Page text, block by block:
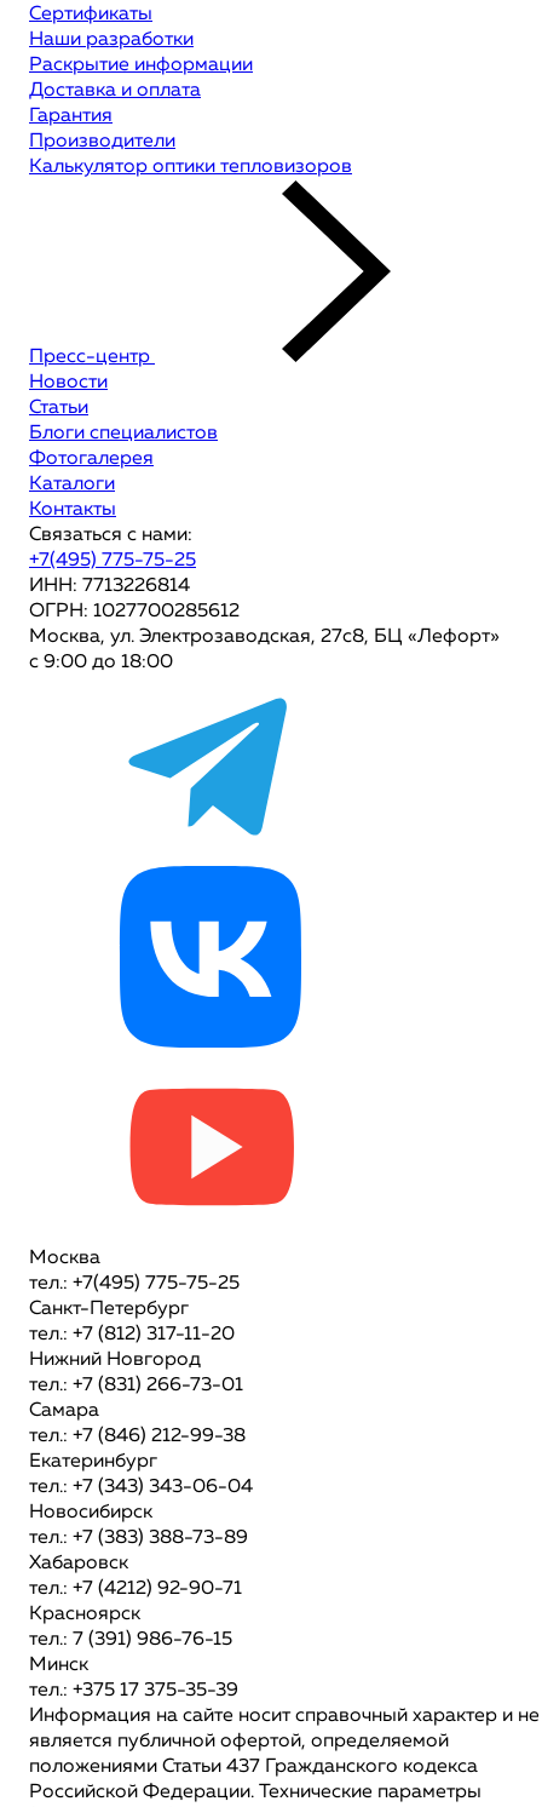
Сертификаты
Наши разработки
Раскрытие информации
Доставка и оплата
Гарантия
Производители
Калькулятор оптики тепловизоров
Пресс-центр
Новости
Статьи
Блоги специалистов
Фотогалерея
Каталоги
Контакты
Связаться с нами:
+7(495) 775-75-25
ИНН: 7713226814
ОГРН: 1027700285612
Москва, ул. Электрозаводская, 27с8, БЦ «Лефорт»
с 9:00 до 18:00
Москва
тел.: +7(495) 775-75-25
Санкт-Петербург
тел.: +7 (812) 317-11-20
Нижний Новгород
тел.: +7 (831) 266-73-01
Самара
тел.: +7 (846) 212-99-38
Екатеринбург
тел.: +7 (343) 343-06-04
Новосибирск
тел.: +7 (383) 388-73-89
Хабаровск
тел.: +7 (4212) 92-90-71
Красноярск
тел.: 7 (391) 986-76-15
Минск
тел.: +375 17 375-35-39
Информация на сайте носит справочный характер и не
является публичной офертой, определяемой
положениями Статьи 437 Гражданского кодекса
Российской Федерации. Технические параметры